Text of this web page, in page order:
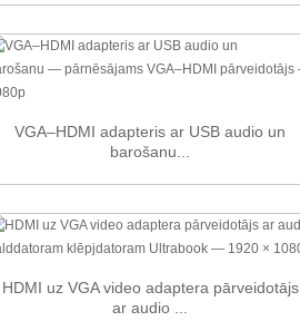
VGA–HDMI adapteris ar USB audio un
barošanu...
HDMI uz VGA video adaptera pārveidotājs
ar audio ...